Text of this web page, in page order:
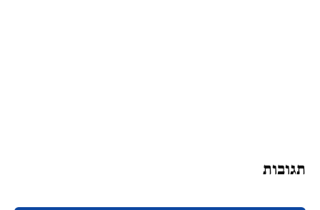
תגובות